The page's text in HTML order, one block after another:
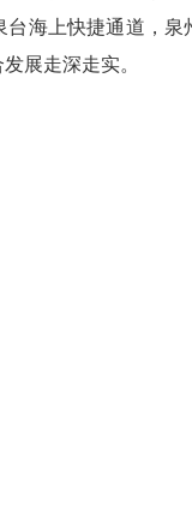
海上快捷通道，
展走深走实。